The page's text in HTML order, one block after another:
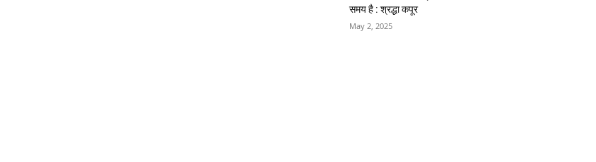
समय है : श्रद्धा कपूर
May 2, 2025